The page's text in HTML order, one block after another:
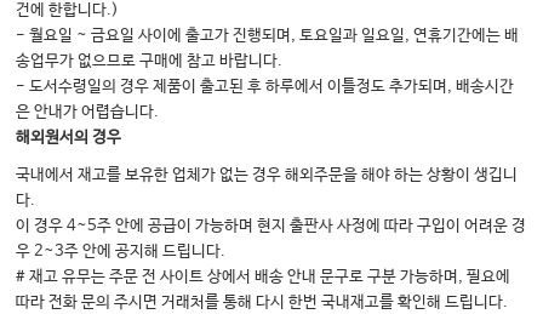
Chapter 4. 초임교사를 위한 Tip
1 평정심 유지와 초기 대처
2 공동체 협업과 체계적 기록
3 소통 및 민원 대응 전략
4 보호자 민원 대응의 실제
5 마음 돌봄과 재정비
6 초임교사들이 겪는 에피소드와 Tip
건에 한합니다.)
- 월요일 ~ 금요일 사이에 출고가 진행되며, 토요일과 일요일, 연휴기간에는 배
송업무가 없으므로 구매에 참고 바랍니다.
- 도서수령일의 경우 제품이 출고된 후 하루에서 이틀정도 추가되며, 배송시간
은 안내가 어렵습니다.
해외원서의 경우
국내에서 재고를 보유한 업체가 없는 경우 해외주문을 해야 하는 상황이 생깁니
다.
이 경우 4~5주 안에 공급이 가능하며 현지 출판사 사정에 따라 구입이 어려운 경
우 2~3주 안에 공지해 드립니다.
# 재고 유무는 주문 전 사이트 상에서 배송 안내 문구로 구분 가능하며, 필요에
따라 전화 문의 주시면 거래처를 통해 다시 한번 국내재고를 확인해 드립니다.